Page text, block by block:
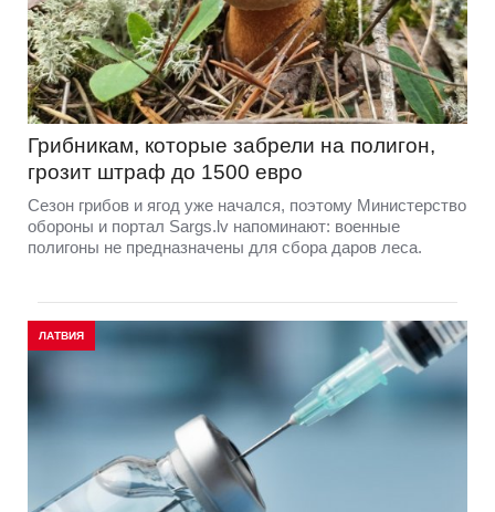
Грибникам, которые забрели на полигон,
грозит штраф до 1500 евро
Сезон грибов и ягод уже начался, поэтому Министерство
обороны и портал Sargs.lv напоминают: военные
полигоны не предназначены для сбора даров леса.
ЛАТВИЯ